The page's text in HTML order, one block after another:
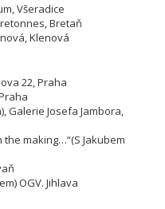
Všeradice
Bretaň
Klenová
22, Praha
Galerie Josefa Jambora,
the making…“(S Jakubem
OGV. Jihlava